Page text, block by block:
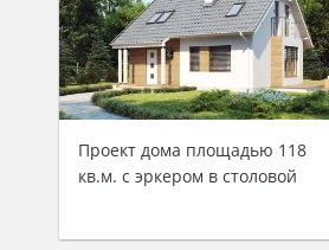
Проект дома площадью 118
кв.м. с эркером в столовой